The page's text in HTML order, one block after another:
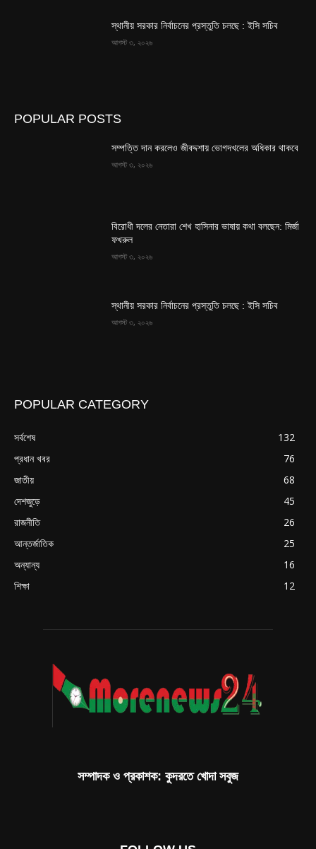
স্থানীয় সরকার নির্বাচনের প্রস্তুতি চলছে : ইসি সচিব
আগস্ট ৩, ২০২৬
POPULAR POSTS
সম্পত্তি দান করলেও জীবদ্দশায় ভোগদখলের অধিকার থাকবে
আগস্ট ৩, ২০২৬
বিরোধী দলের নেতারা শেখ হাসিনার ভাষায় কথা বলছেন: মির্জা
ফখরুল
আগস্ট ৩, ২০২৬
স্থানীয় সরকার নির্বাচনের প্রস্তুতি চলছে : ইসি সচিব
আগস্ট ৩, ২০২৬
POPULAR CATEGORY
সর্বশেষ
132
প্রধান খবর
76
জাতীয়
68
দেশজুড়ে
45
রাজনীতি
26
আন্তর্জাতিক
25
অন্যান্য
16
শিক্ষা
12
সম্পাদক ও প্রকাশক: কুদরতে খোদা সবুজ